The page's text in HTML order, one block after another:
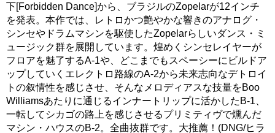
下[Forbidden Dance]から、ブラジルのZopelarが12インチ
を発表。本作では、レトロかつ艶やかな響きのアナログ・
シンセやドラムマシンを駆使したZopelarらしいダンス・ミ
ュージック群を展開しています。煌めくシンセレイヤーが
フロアを魅了するA-1や、どこまでもスペーシーにビルドア
ップしていくエレクトロ路線のA-2から未来志向なデトロイ
トの叙情性を感じさせ、そんなメロディアスな技量をBoo
Williamsあたりに通じるインナートリップに活かしたB-1、
一転してシカゴの路上を感じさせるプリミティヴで燻んだ
マシン・ハウスのB-2。全曲抜群です。大推薦！(DNG/ヒラ